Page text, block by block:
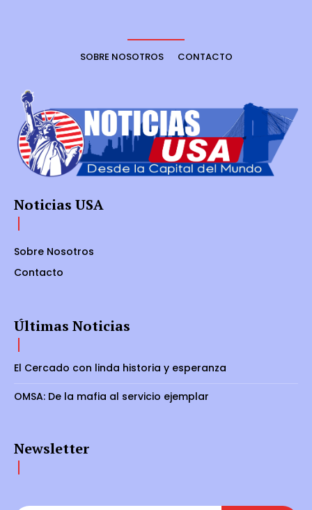
SOBRE NOSOTROS CONTACTO
Noticias USA
Sobre Nosotros
Contacto
Últimas Noticias
El Cercado con linda historia y esperanza
OMSA: De la mafia al servicio ejemplar
Newsletter